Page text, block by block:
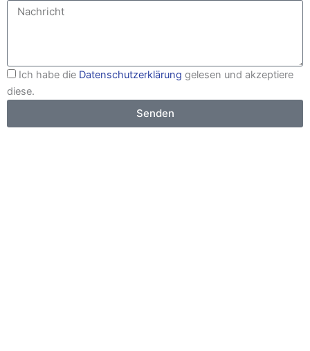
Ich habe die Datenschutzerklärung gelesen und akzeptiere
diese.
Senden